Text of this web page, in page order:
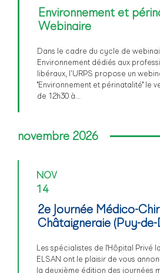
Environnement et
Webinaire
Dans le cadre du cycle de
Environnement dédiés aux
libéraux, l’URPS propose un
"Environnement et périnatalité" le
de 12h30 à…
novembre 2026
NOV
14
2e Journée Médico-
Châtaigneraie (Puy-
Les spécialistes de l'Hôpital Privé
ELSAN ont le plaisir de vous
la deuxième édition des journées